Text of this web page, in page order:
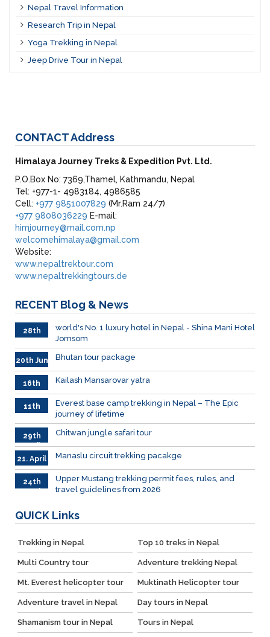
Nepal Travel Information
Research Trip in Nepal
Yoga Trekking in Nepal
Jeep Drive Tour in Nepal
CONTACTAddress
Himalaya Journey Treks & Expedition Pvt. Ltd.
P.O.Box No: 7369,Thamel, Kathmandu, Nepal
Tel: +977-1- 4983184, 4986585
Cell: +977 9851007829 (Mr.Ram 24/7)
+977 9808036229 E-mail:
himjourney@mail.com.np
welcomehimalaya@gmail.com
Website:
www.nepaltrektour.com
www.nepaltrekkingtours.de
RECENT Blog & News
28th
world's No. 1 luxury hotel in Nepal - Shina Mani Hotel
Jomsom
20th Jun Bhutan tour package
16th
June
026
Kailash Mansarovar yatra
11th
2026
Everest base camp trekking in Nepal – The Epic
journey of lifetime
29th
April
Chitwan jungle safari tour
21. April Manaslu circuit trekking pacakge
24th
Upper Mustang trekking permit fees, rules, and
travel guidelines from 2026
QUICK Links
Trekking in Nepal Top 10 treks in Nepal
Multi Country tour Adventure trekking Nepal
Mt. Everest helicopter tour Muktinath Helicopter tour
Adventure travel in Nepal Day tours in Nepal
Shamanism tour in Nepal Tours in Nepal